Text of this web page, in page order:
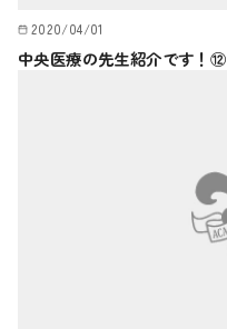
2020/04/01
中央医療の先生紹介です！⑫